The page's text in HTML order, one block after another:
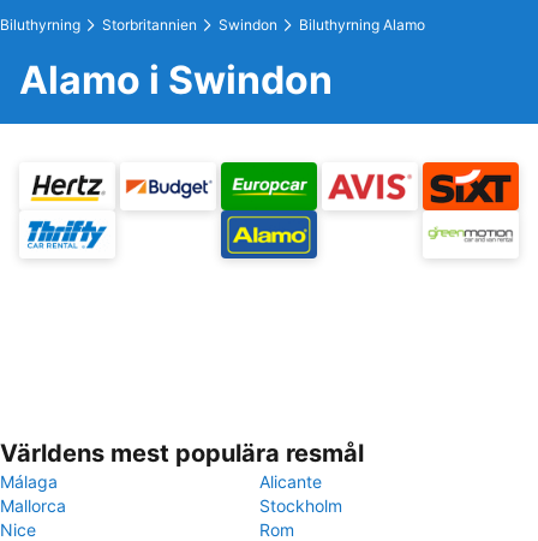
Biluthyrning Storbritannien Swindon Biluthyrning Alamo
Alamo i Swindon
Världens mest populära resmål
Málaga
Alicante
Mallorca
Stockholm
Nice
Rom